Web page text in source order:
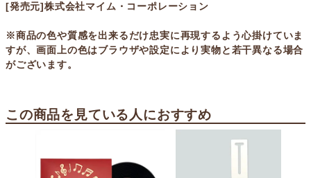
[発売元]株式会社マイム・コーポレーション
※商品の色や質感を出来るだけ忠実に再現するよう心掛けていま
すが、画面上の色はブラウザや設定により実物と若干異なる場合
がございます。
この商品を見ている人におすすめ